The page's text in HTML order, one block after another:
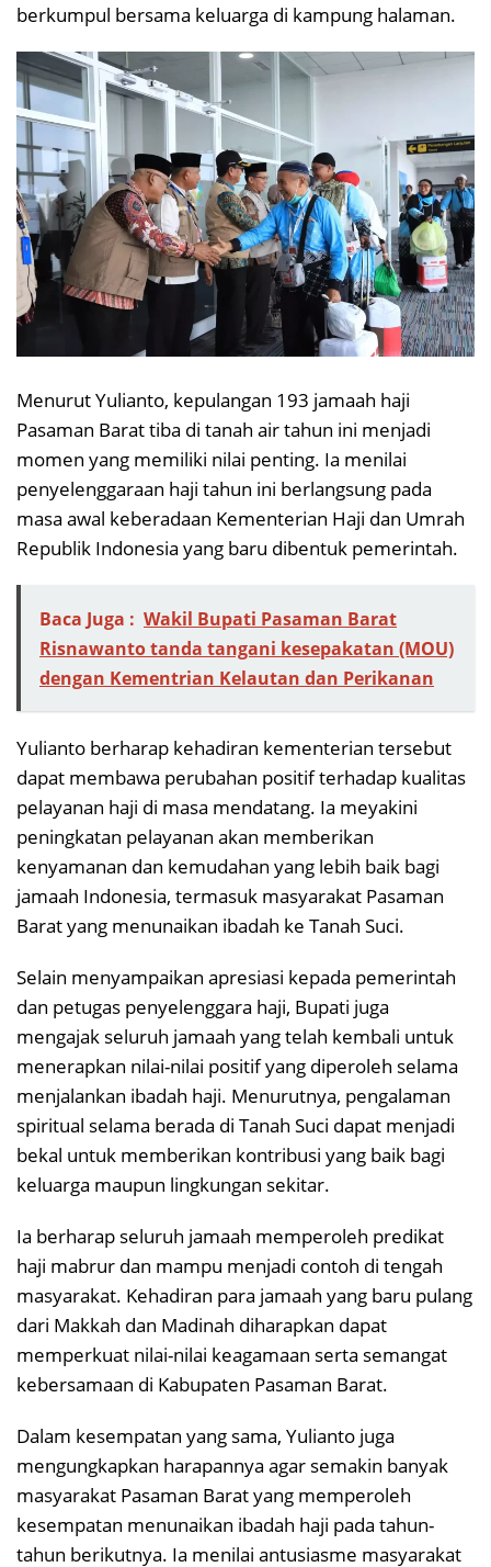
berkumpul bersama keluarga di kampung halaman.
Menurut Yulianto, kepulangan 193 jamaah haji
Pasaman Barat tiba di tanah air tahun ini menjadi
momen yang memiliki nilai penting. Ia menilai
penyelenggaraan haji tahun ini berlangsung pada
masa awal keberadaan Kementerian Haji dan Umrah
Republik Indonesia yang baru dibentuk pemerintah.
Baca Juga : Wakil Bupati Pasaman Barat
Risnawanto tanda tangani kesepakatan (MOU)
dengan Kementrian Kelautan dan Perikanan
Yulianto berharap kehadiran kementerian tersebut
dapat membawa perubahan positif terhadap kualitas
pelayanan haji di masa mendatang. Ia meyakini
peningkatan pelayanan akan memberikan
kenyamanan dan kemudahan yang lebih baik bagi
jamaah Indonesia, termasuk masyarakat Pasaman
Barat yang menunaikan ibadah ke Tanah Suci.
Selain menyampaikan apresiasi kepada pemerintah
dan petugas penyelenggara haji, Bupati juga
mengajak seluruh jamaah yang telah kembali untuk
menerapkan nilai-nilai positif yang diperoleh selama
menjalankan ibadah haji. Menurutnya, pengalaman
spiritual selama berada di Tanah Suci dapat menjadi
bekal untuk memberikan kontribusi yang baik bagi
keluarga maupun lingkungan sekitar.
Ia berharap seluruh jamaah memperoleh predikat
haji mabrur dan mampu menjadi contoh di tengah
masyarakat. Kehadiran para jamaah yang baru pulang
dari Makkah dan Madinah diharapkan dapat
memperkuat nilai-nilai keagamaan serta semangat
kebersamaan di Kabupaten Pasaman Barat.
Dalam kesempatan yang sama, Yulianto juga
mengungkapkan harapannya agar semakin banyak
masyarakat Pasaman Barat yang memperoleh
kesempatan menunaikan ibadah haji pada tahun-
tahun berikutnya. Ia menilai antusiasme masyarakat